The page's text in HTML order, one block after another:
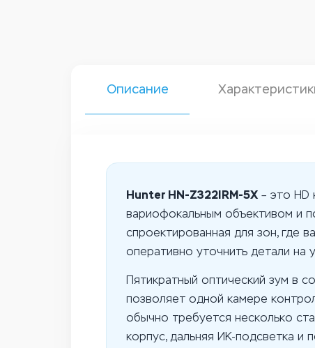
Описание
Hunter HN-Z322IRM-5X – это
вариофокальным объективом и
спроектированная для зон, где
оперативно уточнить детали на
Пятикратный оптический зум в
позволяет одной камере
обычно требуется несколько
корпус, дальняя ИК-подсветка и